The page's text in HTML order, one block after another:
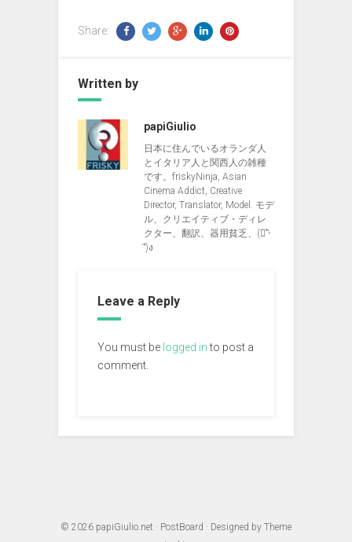
Share:
Written by
papiGiulio
日本に住んでいるオランダ人
とイタリア人と関西人の雑種
です。friskyNinja, Asian
Cinema Addict, Creative
Director, Translator, Model. モデ
ル、クリエイティブ・ディレ
クター、翻訳、器用貧乏、(ง︡'-
'︠)ง
Leave a Reply
You must be logged into post a
comment.
© 2026 papiGiulio.net · PostBoard · Designed by Theme